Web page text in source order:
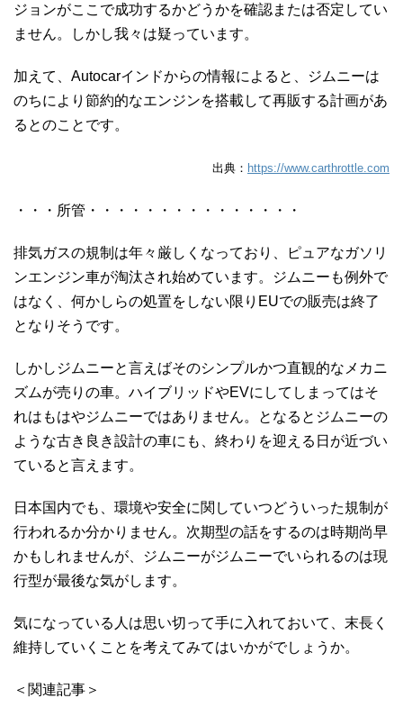
ジョンがここで成功するかどうかを確認または否定してい
ません。しかし我々は疑っています。
加えて、Autocarインドからの情報によると、ジムニーは
のちにより節約的なエンジンを搭載して再販する計画があ
るとのことです。
出典： https://www.carthrottle.com
・・・所管・・・・・・・・・・・・・・・
排気ガスの規制は年々厳しくなっており、ピュアなガソリ
ンエンジン車が淘汰され始めています。ジムニーも例外で
はなく、何かしらの処置をしない限りEUでの販売は終了
となりそうです。
しかしジムニーと言えばそのシンプルかつ直観的なメカニ
ズムが売りの車。ハイブリッドやEVにしてしまってはそ
れはもはやジムニーではありません。となるとジムニーの
ような古き良き設計の車にも、終わりを迎える日が近づい
ていると言えます。
日本国内でも、環境や安全に関していつどういった規制が
行われるか分かりません。次期型の話をするのは時期尚早
かもしれませんが、ジムニーがジムニーでいられるのは現
行型が最後な気がします。
気になっている人は思い切って手に入れておいて、末長く
維持していくことを考えてみてはいかがでしょうか。
＜関連記事＞